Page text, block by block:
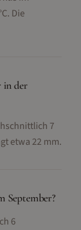
Die
in der
7
etwa 22 mm.
September?
6